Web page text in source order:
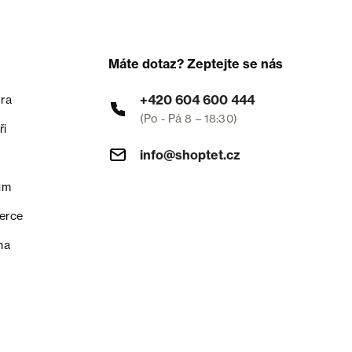
Máte dotaz? Zeptejte se nás
+420 604 600 444
(Po - Pá 8 – 18:30)
info@shoptet.cz